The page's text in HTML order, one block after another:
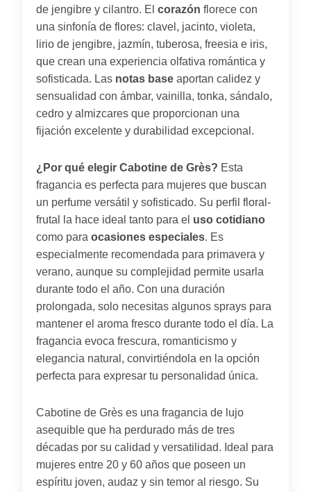
de jengibre y cilantro. El corazón florece con
una sinfonía de flores: clavel, jacinto, violeta,
lirio de jengibre, jazmín, tuberosa, freesia e iris,
que crean una experiencia olfativa romántica y
sofisticada. Las notas base aportan calidez y
sensualidad con ámbar, vainilla, tonka, sándalo,
cedro y almizcares que proporcionan una
fijación excelente y durabilidad excepcional.
¿Por qué elegir Cabotine de Grès? Esta
fragancia es perfecta para mujeres que buscan
un perfume versátil y sofisticado. Su perfil floral-
frutal la hace ideal tanto para el uso cotidiano
como para ocasiones especiales. Es
especialmente recomendada para primavera y
verano, aunque su complejidad permite usarla
durante todo el año. Con una duración
prolongada, solo necesitas algunos sprays para
mantener el aroma fresco durante todo el día. La
fragancia evoca frescura, romanticismo y
elegancia natural, convirtiéndola en la opción
perfecta para expresar tu personalidad única.
Cabotine de Grès es una fragancia de lujo
asequible que ha perdurado más de tres
décadas por su calidad y versatilidad. Ideal para
mujeres entre 20 y 60 años que poseen un
espíritu joven, audaz y sin temor al riesgo. Su